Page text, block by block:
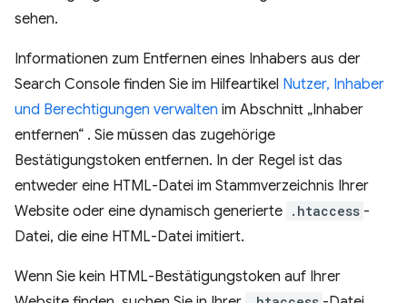
sehen.
Informationen zum Entfernen eines Inhabers aus der
Search Console finden Sie im Hilfeartikel Nutzer, Inhaber
und Berechtigungen verwalten im Abschnitt „Inhaber
entfernen“ . Sie müssen das zugehörige
Bestätigungstoken entfernen. In der Regel ist das
entweder eine HTML-Datei im Stammverzeichnis Ihrer
Website oder eine dynamisch generierte .htaccess -
Datei, die eine HTML-Datei imitiert.
Wenn Sie kein HTML-Bestätigungstoken auf Ihrer